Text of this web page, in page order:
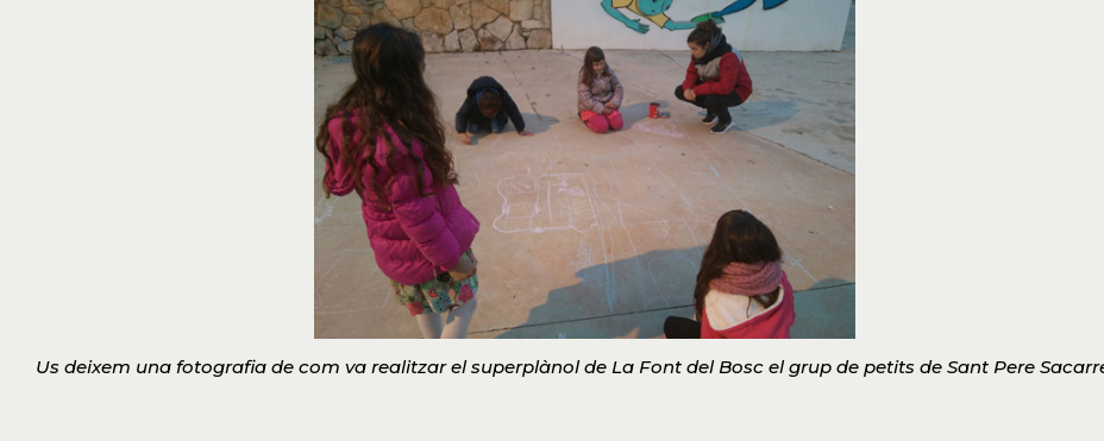
Us deixem una fotografia de com va realitzar el superplànol de La Font del Bosc el grup de petits de Sant Pere